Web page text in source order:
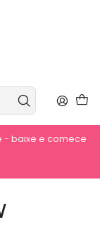
- baixe e comece